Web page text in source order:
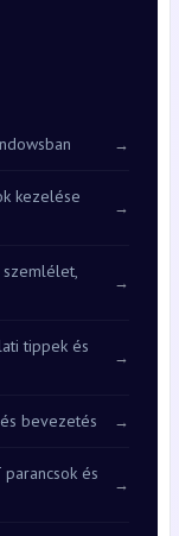
→
kezelése
→
→
tippek és
→
bevezetés →
és
→